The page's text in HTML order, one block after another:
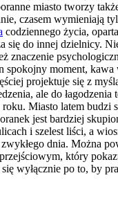
miasto tworzy
czasem wymieniają
codziennego życia,
się do innej dzielnicy.
znaczenie
spokojny moment,
projektuje się z
ale do łagodzenia
Miasto latem budzi
jest bardziej
i szelest liści, a
dnia. Można
który
wyłącznie po to, by